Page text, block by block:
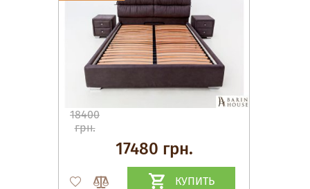
18400
грн.
17480 грн.
КУПИТЬ